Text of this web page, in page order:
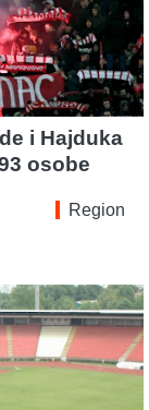
i Hajduka
osobe
Region